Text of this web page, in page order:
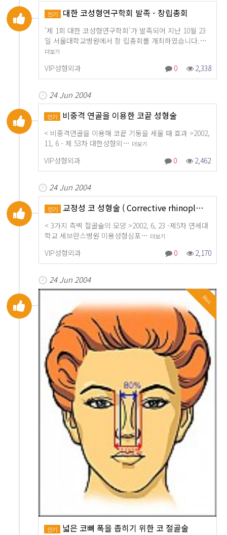
인기 대한 코성형연구학회 발족 - 창립총회
'제 1회 대한 코성형연구학회'가 발족되어 지난 10월 23
일 서울대학교병원에서 창 립총회를 개최하였습니다.…
더보기
VIP성형외과 0 2,338
24 Jun 2004
인기 비중격 연골을 이용한 코끝 성형술
< 비중격연골을 이용해 코끝 기둥을 세울 때 효과 >2002,
11, 6 - 제 53차 대한성형외… 더보기
VIP성형외과 0 2,462
24 Jun 2004
인기 교정성 코 성형술 ( Corrective rhinopl…
< 3가지 측벽 절골술의 모양 >2002, 6, 23 -제5차 연세대
학교 세브란스병원 미용성형심포… 더보기
VIP성형외과 0 2,170
24 Jun 2004
Hot
인기 넓은 코뼈 폭을 좁히기 위한 코 절골술